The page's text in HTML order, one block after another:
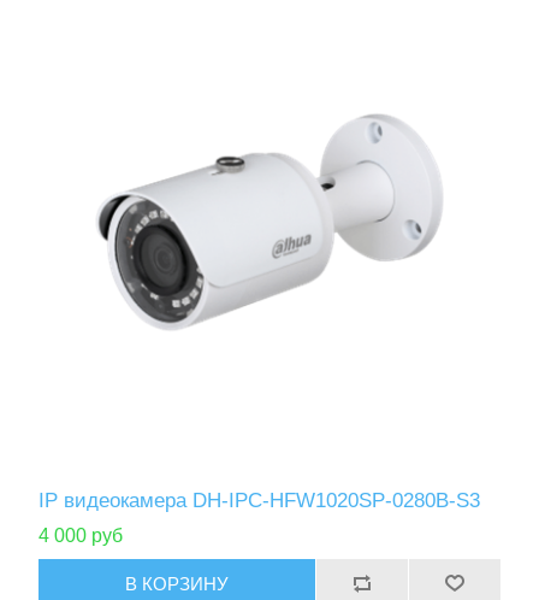
IP видеокамера DH-IPC-HFW1020SP-0280B-S3
4 000 руб